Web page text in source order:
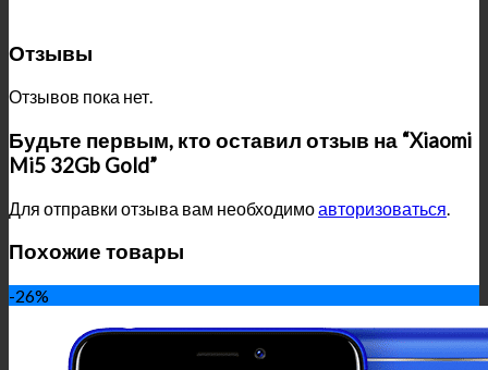
Отзывы
Отзывов пока нет.
Будьте первым, кто оставил отзыв на “Xiaomi
Mi5 32Gb Gold”
Для отправки отзыва вам необходимоавторизоваться
Похожие товары
-26%